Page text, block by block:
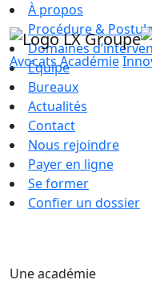
AvocatsAcadémie
À propos
Procédure &
Domaines
Équipe
Bureaux
Actualités
Contact
Nous rejoindre
Payer en ligne
Se former
Confier un dossier
Une académie